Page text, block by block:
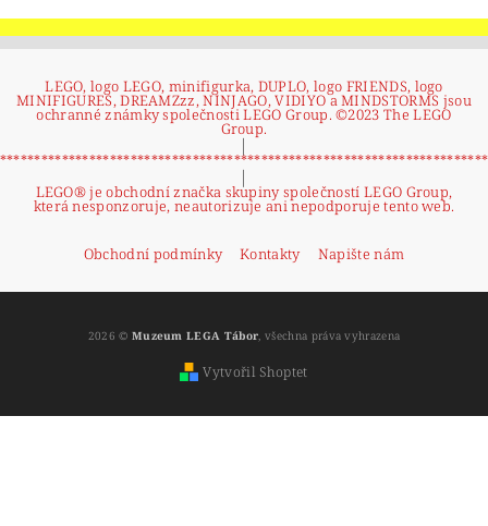
LEGO, logo LEGO, minifigurka, DUPLO, logo FRIENDS, logo
MINIFIGURES, DREAMZzz, NINJAGO, VIDIYO a MINDSTORMS jsou
ochranné známky společnosti LEGO Group. ©2023 The LEGO
Group.
|
|
LEGO® je obchodní značka skupiny společností LEGO Group,
která nesponzoruje, neautorizuje ani nepodporuje tento web.
Obchodní podmínky Kontakty Napište nám
2026 © Muzeum LEGA Tábor, všechna práva vyhrazena
Vytvořil Shoptet